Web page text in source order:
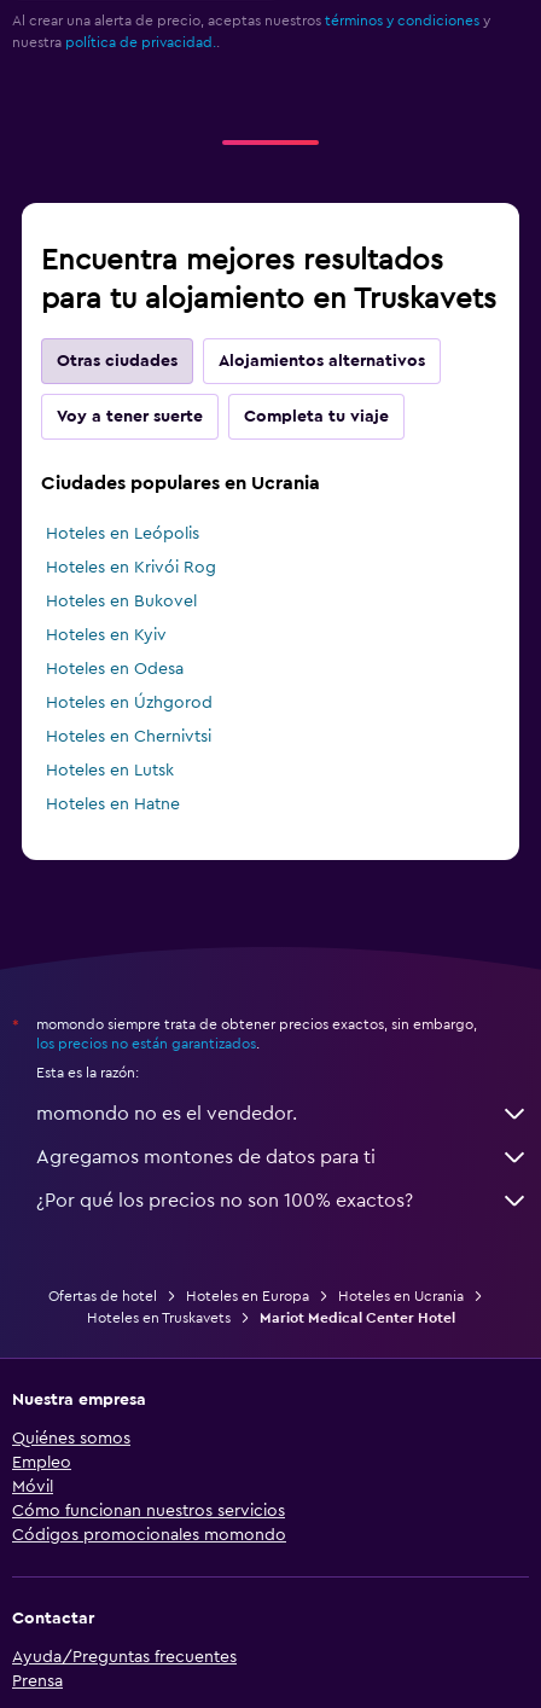
Al crear una alerta de precio, aceptas nuestros términos y condiciones y
nuestra política de privacidad.
Encuentra mejores resultados
para tu alojamiento en Truskavets
Otras ciudades Alojamientos alternativos
Voy a tener suerte Completa tu viaje
Ciudades populares en Ucrania
Hoteles en Leópolis
Hoteles en Krivói Rog
Hoteles en Bukovel
Hoteles en Kyiv
Hoteles en Odesa
Hoteles en Úzhgorod
Hoteles en Chernivtsi
Hoteles en Lutsk
Hoteles en Hatne
*
momondo siempre trata de obtener precios exactos, sin embargo,
los precios no están garantizados
Esta es la razón:
momondo no es el vendedor.
Agregamos montones de datos para ti
¿Por qué los precios no son 100% exactos?
Ofertas de hotel Hoteles en Europa
Hoteles en Ucrania
Hoteles en Truskavets
Mariot Medical Center Hotel
Nuestra empresa
Quiénes somos
Empleo
Móvil
Cómo funcionan nuestros servicios
Códigos promocionales momondo
Contactar
Ayuda/Preguntas frecuentes
Prensa